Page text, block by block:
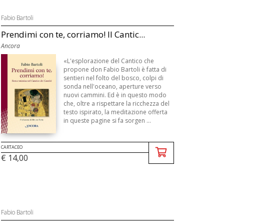
Fabio Bartoli
Prendimi con te, corriamo! Il Cantic...
Ancora
«L'esplorazione del Cantico che
propone don Fabio Bartoli è fatta di
sentieri nel folto del bosco, colpi di
sonda nell'oceano, aperture verso
nuovi cammini. Ed è in questo modo
che, oltre a rispettare la ricchezza del
testo ispirato, la meditazione offerta
in queste pagine si fa sorgen ...
CARTACEO
€ 14,00
Fabio Bartoli